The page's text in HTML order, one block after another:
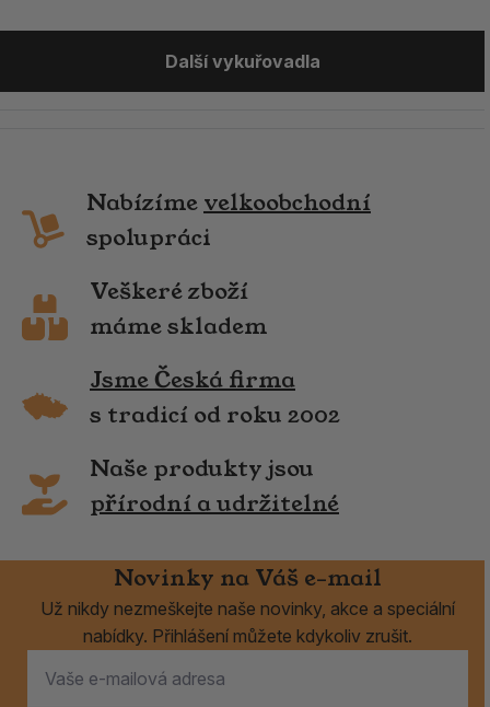
Další vykuřovadla
Nabízíme velkoobchodní
spolupráci
Veškeré zboží
máme skladem
Jsme Česká firma
s tradicí od roku 2002
Naše produkty jsou
přírodní a udržitelné
Novinky na Váš e-mail
Už nikdy nezmeškejte naše novinky, akce a speciální
nabídky. Přihlášení můžete kdykoliv zrušit.